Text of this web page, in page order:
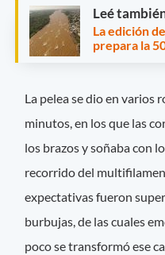
Leé
La edición
prepara la
La pelea se dio en varios
minutos, en los que las
los brazos y soñaba con
recorrido del
expectativas fueron
burbujas, de las cuales
poco se transformó ese